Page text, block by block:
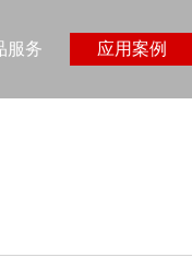
服务 应用案例